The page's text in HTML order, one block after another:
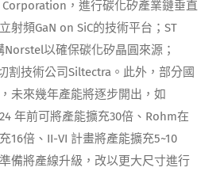
，進行碳化矽產業鏈垂直
射頻GaN on SiC的技術平台；ST
以確保碳化矽晶圓來源；
割技術公司Siltectra。此外，部分國
未來幾年產能將逐步開出，如
年前可將產能擴充30倍、Rohm在
16倍、II-VI 計畫將產能擴充5~10
備將產線升級，改以更大尺寸進行